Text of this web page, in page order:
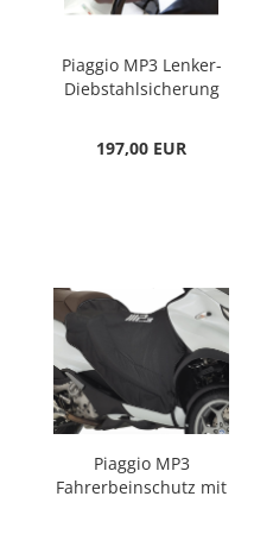
Piaggio MP3 Lenker-
Diebstahlsicherung
197,00 EUR
Piaggio MP3
Fahrerbeinschutz mit